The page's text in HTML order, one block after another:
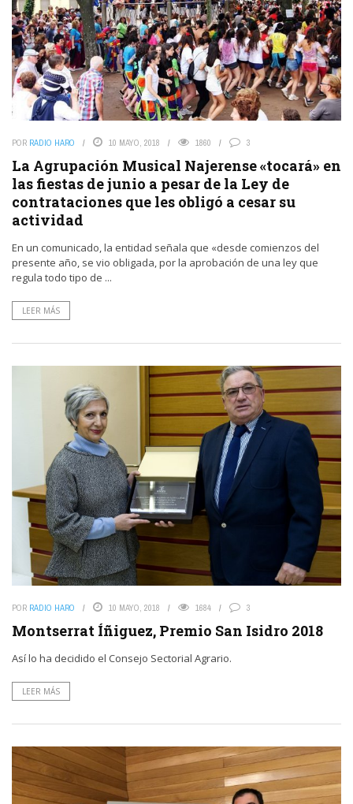
POR RADIO HARO 10 MAYO, 2018 1860 3
La Agrupación Musical Najerense «tocará» en
las fiestas de junio a pesar de la Ley de
contrataciones que les obligó a cesar su
actividad
En un comunicado, la entidad señala que «desde comienzos del
presente año, se vio obligada, por la aprobación de una ley que
regula todo tipo de ...
LEER MÁS
POR RADIO HARO 10 MAYO, 2018 1684 3
Montserrat Íñiguez, Premio San Isidro 2018
Así lo ha decidido el Consejo Sectorial Agrario.
LEER MÁS